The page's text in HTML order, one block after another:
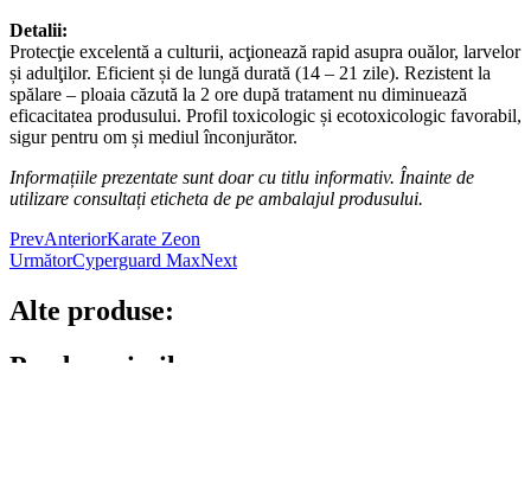
Detalii:
Protecţie excelentă a culturii, acţionează rapid asupra ouălor, larvelor
și adulţilor. Eficient și de lungă durată (14 – 21 zile). Rezistent la
spălare – ploaia căzută la 2 ore după tratament nu diminuează
eficacitatea produsului. Profil toxicologic și ecotoxicologic favorabil,
sigur pentru om și mediul înconjurător.
Informațiile prezentate sunt doar cu titlu informativ. Înainte de
utilizare consultați eticheta de pe ambalajul produsului.
PrevAnteriorKarate Zeon
UrmătorCyperguard MaxNext
Alte produse:
Produse similare